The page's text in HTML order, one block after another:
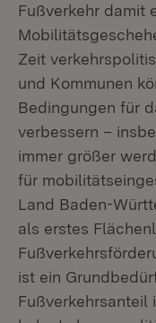
Fußverkehr damit
Zeit
und Kommunen
Bedingungen für
verbessern –
immer größer
für
Land Baden-
als erstes
ist ein
Fußverkehrsanteil